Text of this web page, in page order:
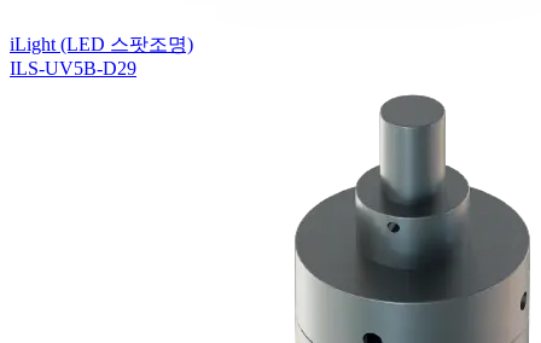
iLight (LED 스팟조명)
ILS-UV5B-D29